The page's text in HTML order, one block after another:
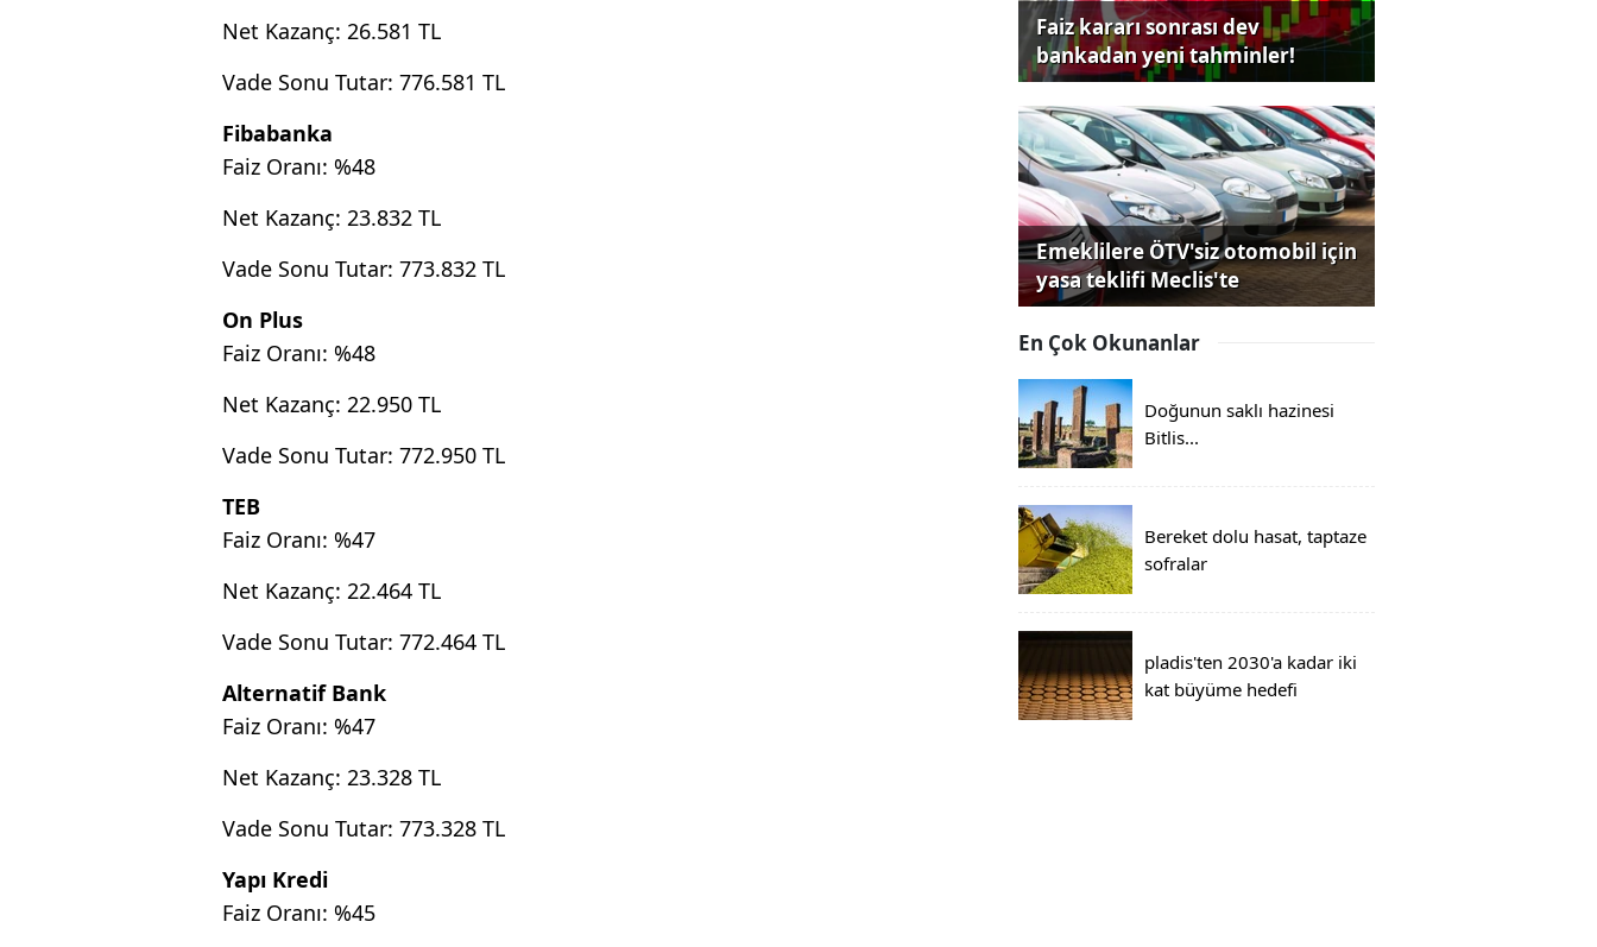
Net Kazanç: 26.581 TL
Vade Sonu Tutar: 776.581 TL
Fibabanka
Faiz Oranı: %48
Net Kazanç: 23.832 TL
Vade Sonu Tutar: 773.832 TL
On Plus
Faiz Oranı: %48
Net Kazanç: 22.950 TL
Vade Sonu Tutar: 772.950 TL
TEB
Faiz Oranı: %47
Net Kazanç: 22.464 TL
Vade Sonu Tutar: 772.464 TL
Alternatif Bank
Faiz Oranı: %47
Net Kazanç: 23.328 TL
Vade Sonu Tutar: 773.328 TL
Yapı Kredi
Faiz Oranı: %45
Faiz kararı sonrası dev
bankadan yeni tahminler!
Emeklilere ÖTV'siz otomobil için
yasa teklifi Meclis'te
En Çok Okunanlar
Doğunun saklı hazinesi
Bitlis...
Bereket dolu hasat, taptaze
sofralar
pladis'ten 2030'a kadar iki
kat büyüme hedefi